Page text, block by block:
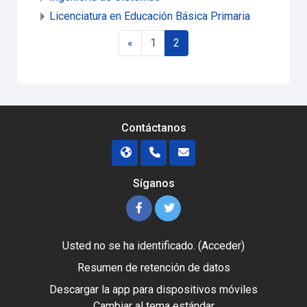
Licenciatura en Educación Básica Primaria
« Página anterior
1 Página 1
2
Contáctanos
Síganos
Usted no se ha identificado. (Acceder)
Resumen de retención de datos
Descargar la app para dispositivos móviles